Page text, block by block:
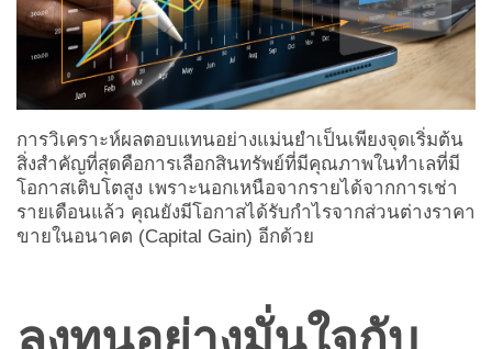
การวิเคราะห์ผลตอบแทนอย่างแม่นยำเป็นเพียงจุดเริ่มต้น
สิ่งสำคัญที่สุดคือการเลือกสินทรัพย์ที่มีคุณภาพในทำเลที่มี
โอกาสเติบโตสูง เพราะนอกเหนือจากรายได้จากการเช่า
รายเดือนแล้ว คุณยังมีโอกาสได้รับกำไรจากส่วนต่างราคา
ขายในอนาคต (Capital Gain) อีกด้วย